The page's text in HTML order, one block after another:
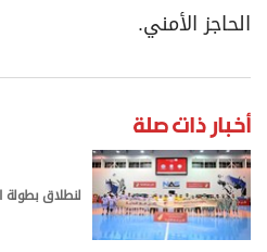
الحاجز الأمني.
أخبار ذات صلة
لنطلاق بطولة